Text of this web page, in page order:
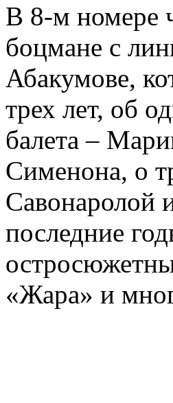
В 8-м номере
боцмане с
Абакумове,
трех лет, об
балета –
Сименона, о
Савонаролой
последние
«Жара» и